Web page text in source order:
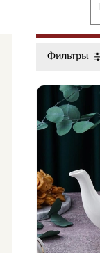
Фильтры